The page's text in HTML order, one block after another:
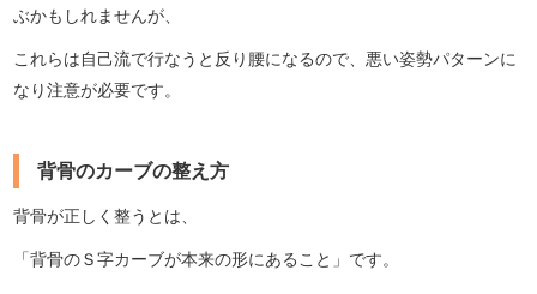
ぶかもしれませんが、
これらは自己流で行なうと反り腰になるので、悪い姿勢パターンに
なり注意が必要です。
背骨のカーブの整え方
背骨が正しく整うとは、
「背骨のＳ字カーブが本来の形にあること」です。